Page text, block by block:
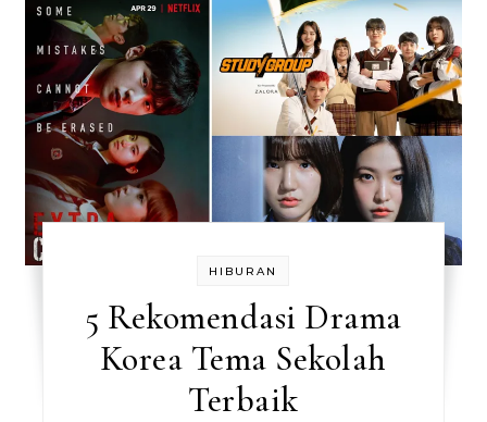
HIBURAN
5 Rekomendasi Drama
Korea Tema Sekolah
Terbaik